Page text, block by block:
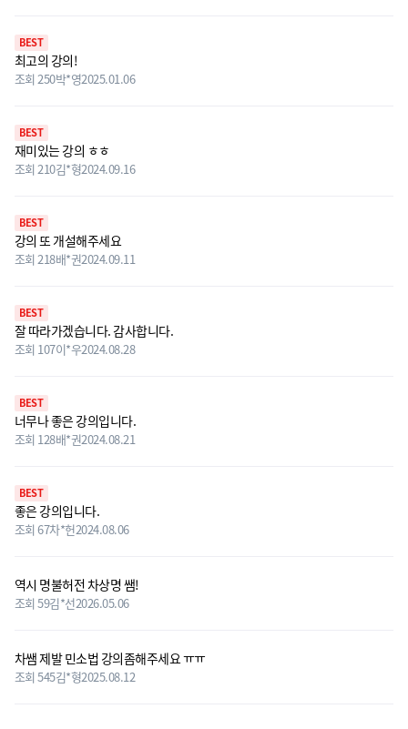
BEST
최고의 강의!
조회 250박*영2025.01.06
BEST
재미있는 강의 ㅎㅎ
조회 210김*형2024.09.16
BEST
강의 또 개설해주세요
조회 218배*권2024.09.11
BEST
잘 따라가겠습니다. 감사합니다.
조회 107이*우2024.08.28
BEST
너무나 좋은 강의입니다.
조회 128배*권2024.08.21
BEST
좋은 강의입니다.
조회 67차*헌2024.08.06
역시 명불허전 차상명 쌤!
조회 59김*선2026.05.06
차쌤 제발 민소법 강의좀해주세요 ㅠㅠ
조회 545김*형2025.08.12